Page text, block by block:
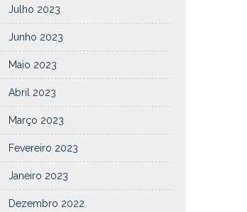
Julho 2023
Junho 2023
Maio 2023
Abril 2023
Março 2023
Fevereiro 2023
Janeiro 2023
Dezembro 2022